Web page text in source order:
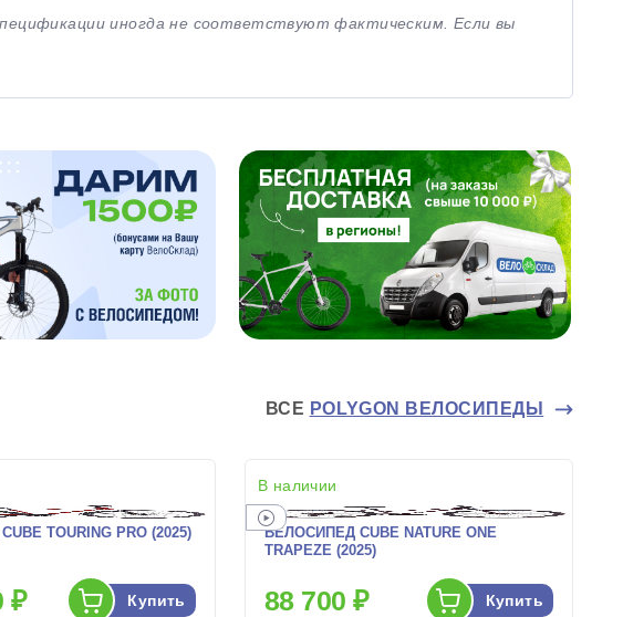
иногда не соответствуют фактическим. Если вы
ВСЕ POLYGON ВЕЛОСИПЕДЫ
TOURING PRO (2025)
₽ Купить
В наличии
ВЕЛОСИПЕД CUBE NATURE ONE
TRAPEZE (2025)
88 700 ₽ Купить